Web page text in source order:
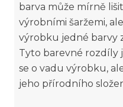
barva může mírně
výrobními šaržemi,
výrobku jedné barvy
Tyto barevné rozdíly
se o vadu výrobku,
jeho přírodního